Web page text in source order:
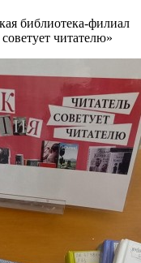
библиотека-филиал
читателю»